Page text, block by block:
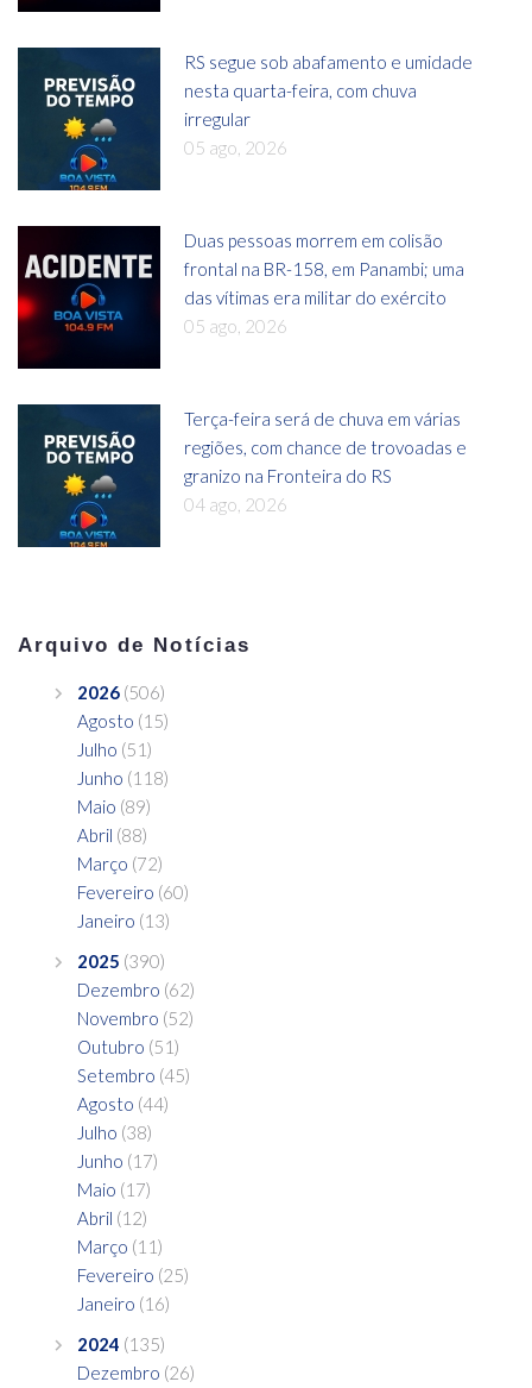
RS segue sob abafamento e umidade
nesta quarta-feira, com chuva
irregular
05 ago, 2026
Duas pessoas morrem em colisão
frontal na BR-158, em Panambi; uma
das vítimas era militar do exército
05 ago, 2026
Terça-feira será de chuva em várias
regiões, com chance de trovoadas e
granizo na Fronteira do RS
04 ago, 2026
Arquivo de Notícias
2026 (506)
Agosto (15)
Julho (51)
Junho (118)
Maio (89)
Abril (88)
Março (72)
Fevereiro (60)
Janeiro (13)
2025 (390)
Dezembro (62)
Novembro (52)
Outubro (51)
Setembro (45)
Agosto (44)
Julho (38)
Junho (17)
Maio (17)
Abril (12)
Março (11)
Fevereiro (25)
Janeiro (16)
2024 (135)
Dezembro (26)